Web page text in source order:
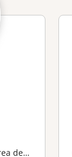
en forma independiente , el aprend